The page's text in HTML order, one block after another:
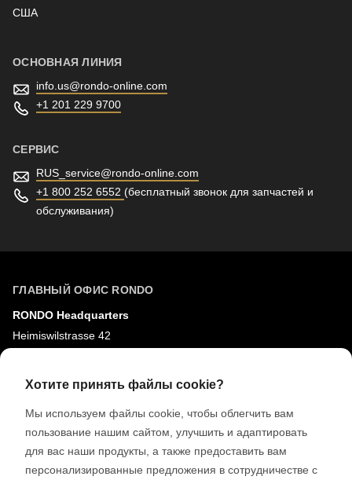
США
ОСНОВНАЯ ЛИНИЯ
info.us@rondo-online.com
+1 201 229 9700
СЕРВИС
RUS_service@rondo-online.com
+1 800 252 6552 (бесплатный звонок для запчастей и
обслуживания)
ГЛАВНЫЙ ОФИС RONDO
RONDO Headquarters
Heimiswilstrasse 42
СОЦИАЛЬНЫЕ СЕТИ
Youtube
Хотите принять файлы cookie?
Мы используем файлы cookie, чтобы облегчить вам
пользование нашим сайтом, улучшить и адаптировать
для вас наши продукты, а также предоставить вам
персонализированные предложения в сотрудничестве с